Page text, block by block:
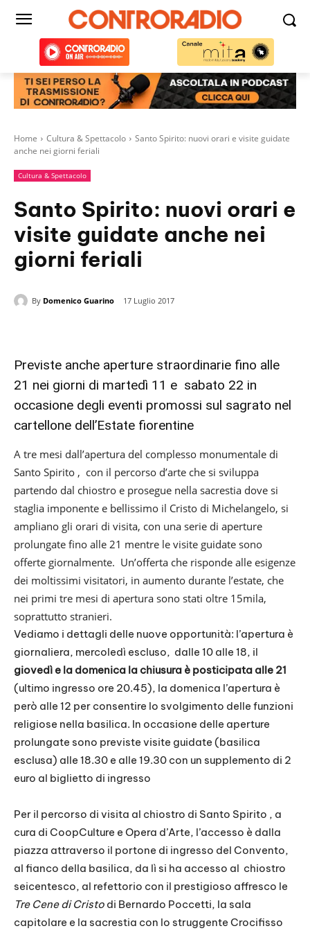
Home Cultura & Spettacolo
Santo Spirito: nuovi orari e visite guidate
anche nei giorni feriali
Cultura & Spettacolo
Santo Spirito: nuovi orari e
visite guidate anche nei
giorni feriali
By Domenico Guarino 17 Luglio 2017
Previste anche aperture straordinarie fino alle
21 nei giorni di martedì 11 e sabato 22 in
occasione degli eventi promossi sul sagrato nel
cartellone dell’Estate fiorentine
A tre mesi dall’apertura del complesso monumentale di
Santo Spirito , con il percorso d’arte che si sviluppa
partendo dal chiostro e prosegue nella sacrestia dove si
staglia imponente e bellissimo il Cristo di Michelangelo, si
ampliano gli orari di visita, con una serie di aperture
prolungate fino alle 21 mentre le visite guidate sono
offerte giornalmente. Un’offerta che risponde alle esigenze
dei moltissimi visitatori, in aumento durante l’estate, che
nei primi tre mesi di apertura sono stati oltre 15mila,
soprattutto stranieri.
Vediamo i dettagli delle nuove opportunità: l’apertura è
giornaliera, mercoledì escluso, dalle 10 alle 18, il
giovedì e la domenica la chiusura è posticipata alle 21
(ultimo ingresso ore 20.45), la domenica l’apertura è
però alle 12 per consentire lo svolgimento delle funzioni
religiose nella basilica. In occasione delle aperture
prolungate sono previste visite guidate (basilica
esclusa) alle 18.30 e alle 19.30 con un supplemento di 2
euro al biglietto di ingresso
Per il percorso di visita al chiostro di Santo Spirito , a
cura di CoopCulture e Opera d’Arte, l’accesso è dalla
piazza attraverso il portone di ingresso del Convento,
al fianco della basilica, da lì si ha accesso al chiostro
seicentesco, al refettorio con il prestigioso affresco le
Tre Cene di Cristo di Bernardo Poccetti, la sala
capitolare e la sacrestia con lo struggente Crocifisso